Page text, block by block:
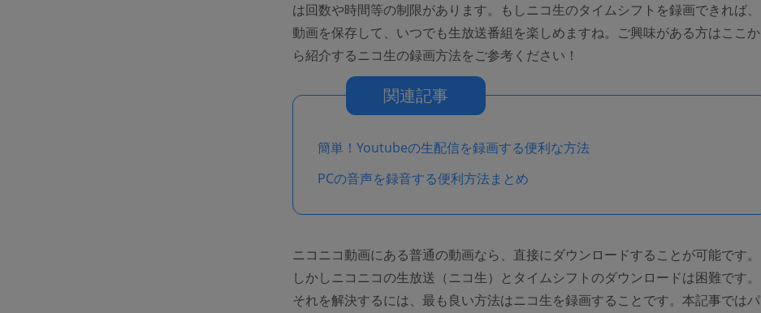
は回数や時間等の制限があります。もしニコ生のタイムシフトを録画できれば、
動画を保存して、いつでも生放送番組を楽しめますね。ご興味がある方はここか
ら紹介するニコ生の録画方法をご参考ください！
関連記事
簡単！Youtubeの生配信を録画する便利な方法
PCの音声を録音する便利方法まとめ
ニコニコ動画にある普通の動画なら、直接にダウンロードすることが可能です。
しかしニコニコの生放送（ニコ生）とタイムシフトのダウンロードは困難です。
それを解決するには、最も良い方法はニコ生を録画することです。本記事ではパ